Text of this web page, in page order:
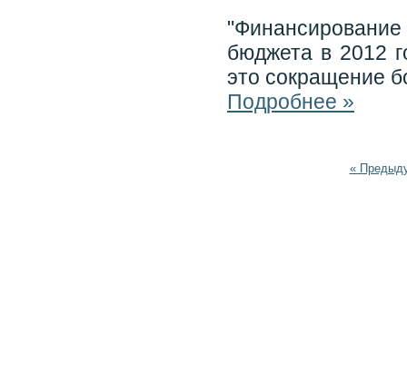
бюджета в 2012
это сокращение
Подробнее »
«